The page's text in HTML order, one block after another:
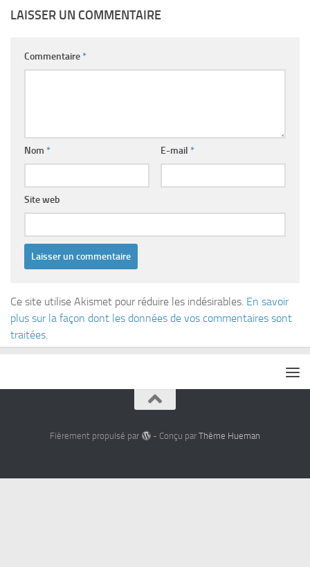
LAISSER UN COMMENTAIRE
Commentaire*
Nom * E-mail *
Site web
Ce site utilise Akismet pour réduire les indésirables. En savoir
plus sur la façon dont les données de vos commentaires sont
traitées.
Fièrement propulsé par - Conçu par Thème Hueman